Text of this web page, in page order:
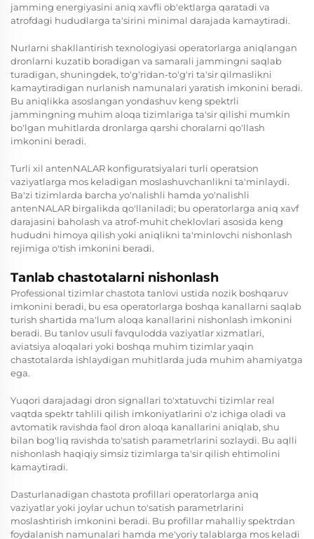
jamming energiyasini aniq xavfli ob'ektlarga qaratadi va
atrofdagi hududlarga ta'sirini minimal darajada kamaytiradi.
Nurlarni shakllantirish texnologiyasi operatorlarga aniqlangan
dronlarni kuzatib boradigan va samarali jammingni saqlab
turadigan, shuningdek, to'g'ridan-to'g'ri ta'sir qilmaslikni
kamaytiradigan nurlanish namunalari yaratish imkonini beradi.
Bu aniqlikka asoslangan yondashuv keng spektrli
jammingning muhim aloqa tizimlariga ta'sir qilishi mumkin
bo'lgan muhitlarda dronlarga qarshi choralarni qo'llash
imkonini beradi.
Turli xil antenNALAR konfiguratsiyalari turli operatsion
vaziyatlarga mos keladigan moslashuvchanlikni ta'minlaydi.
Ba'zi tizimlarda barcha yo'nalishli hamda yo'nalishli
antenNALAR birgalikda qo'llaniladi; bu operatorlarga aniq xavf
darajasini baholash va atrof-muhit cheklovlari asosida keng
hududni himoya qilish yoki aniqlikni ta'minlovchi nishonlash
rejimiga o'tish imkonini beradi.
Tanlab chastotalarni nishonlash
Professional tizimlar chastota tanlovi ustida nozik boshqaruv
imkonini beradi, bu esa operatorlarga boshqa kanallarni saqlab
turish shartida ma'lum aloqa kanallarini nishonlash imkonini
beradi. Bu tanlov usuli favqulodda vaziyatlar xizmatlari,
aviatsiya aloqalari yoki boshqa muhim tizimlar yaqin
chastotalarda ishlaydigan muhitlarda juda muhim ahamiyatga
ega.
Yuqori darajadagi dron signallari to'xtatuvchi tizimlar real
vaqtda spektr tahlili qilish imkoniyatlarini o'z ichiga oladi va
avtomatik ravishda faol dron aloqa kanallarini aniqlab, shu
bilan bog'liq ravishda to'satish parametrlarini sozlaydi. Bu aqlli
nishonlash haqiqiy simsiz tizimlarga ta'sir qilish ehtimolini
kamaytiradi.
Dasturlanadigan chastota profillari operatorlarga aniq
vaziyatlar yoki joylar uchun to'satish parametrlarini
moslashtirish imkonini beradi. Bu profillar mahalliy spektrdan
foydalanish namunalari hamda me'yoriy talablarga mos keladi